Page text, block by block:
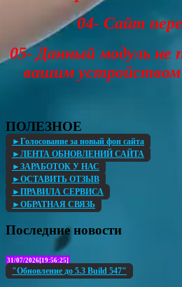
04- Сайт
05- Данный модуль не
вашим устройством
ПОЛЕЗНОЕ
►Голосование за новый фон сайта
►ЛЕНТА ОБНОВЛЕНИЙ САЙТА
►ЗАРАБОТОК У НАС
►ОСТАВИТЬ ОТЗЫВ
►ПРАВИЛА СЕРВИСА
►ОБРАТНАЯ СВЯЗЬ
Последние новости
31/07/2026[19:56:25]
"Обновление до 5.3 Build 547"